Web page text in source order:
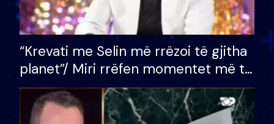
“Krevati me Selin më rrëzoi të gjitha
planet”/ Miri rrëfen momentet më të
bukura në shtëpinë e BB VIP: Do më
mungojë zilja e mëngjesit kur…